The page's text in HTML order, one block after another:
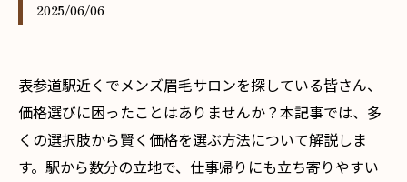
2025/06/06
表参道駅近くでメンズ眉毛サロンを探している皆さん、
価格選びに困ったことはありませんか？本記事では、多
くの選択肢から賢く価格を選ぶ方法について解説しま
す。駅から数分の立地で、仕事帰りにも立ち寄りやすい